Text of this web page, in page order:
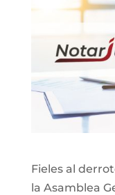
Fieles al
la Asamblea